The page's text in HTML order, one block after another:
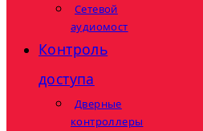
Сетевой
аудиомост
Контроль
доступа
Дверные
контроллеры